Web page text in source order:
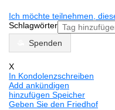
Ich möchte teilnehmen,
Schlagwörter
Spenden
X
In Kondolenzschreiben
Add ankündigen
hinzufügen Speicher
Geben Sie den Friedhof